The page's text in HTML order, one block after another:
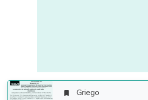
 Griego